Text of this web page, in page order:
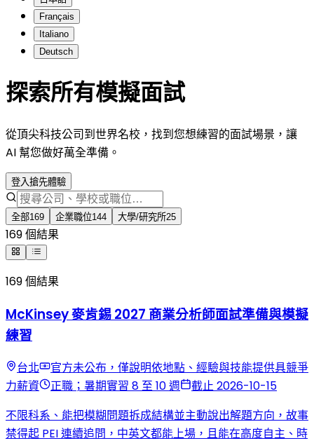
Français
Italiano
Deutsch
探索所有模擬面試
從頂尖科技公司到世界名校，找到您想練習的面試場景，讓
AI 幫您做好萬全準備。
登入搶先體驗
全部169 企業職位144 大學/研究所25
169 個結果
169 個結果
McKinsey 麥肯錫 2027 商業分析師面試準備與模擬
練習
台北
官方未公布，僅說明依地點、經驗與技能提供具競爭
力薪資
正職；暑期實習 8 至 10 週
截止 2026-10-15
不限科系、能把模糊問題拆成結構並主動說出解題方向，故事
禁得起 PEI 連續追問，中英文都能上場，且能在高度自主、時